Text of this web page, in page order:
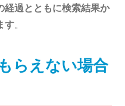
経過とともに検索結果か
す。
らえない場合